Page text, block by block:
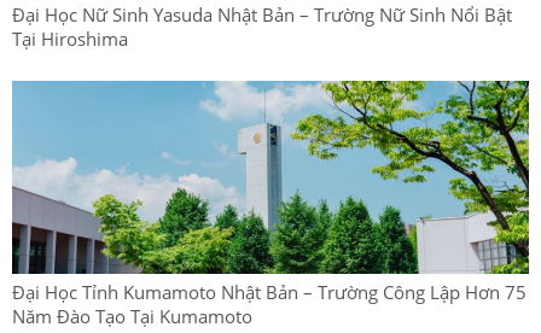
Đại Học Nữ Sinh Yasuda Nhật Bản – Trường Nữ Sinh Nổi Bật
Tại Hiroshima
Đại Học Tỉnh Kumamoto Nhật Bản – Trường Công Lập Hơn 75
Năm Đào Tạo Tại Kumamoto